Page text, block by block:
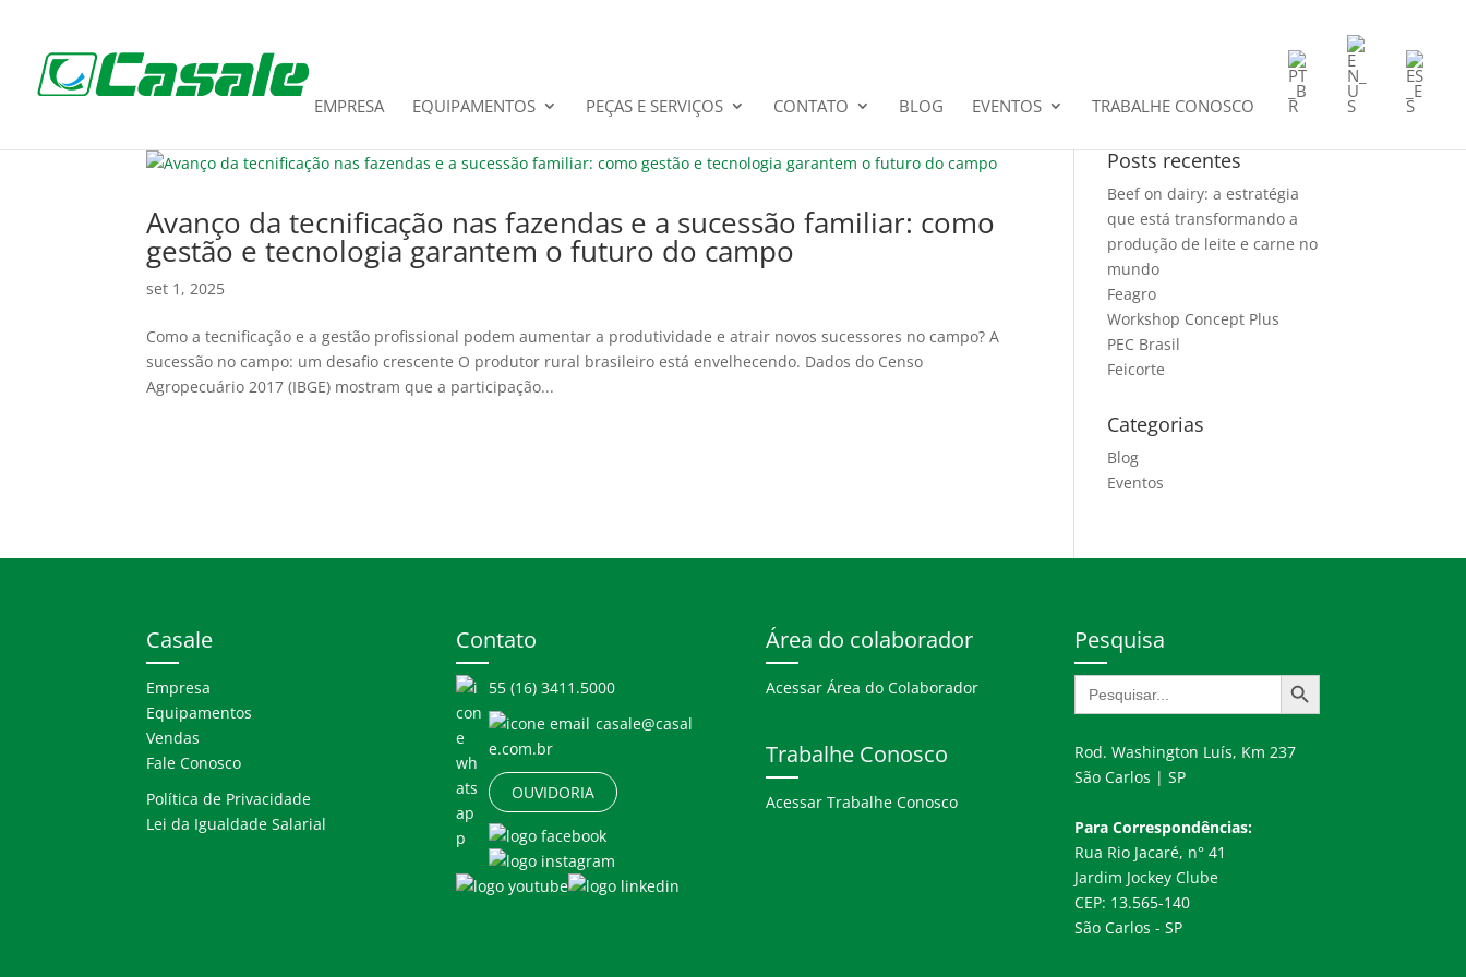
EMPRESA EQUIPAMENTOS PEÇAS E SERVIÇOS CONTATO BLOG EVENTOS TRABALHE CONOSCO
Avanço da tecnificação nas fazendas e a sucessão familiar: como
gestão e tecnologia garantem o futuro do campo
set 1, 2025
Como a tecnificação e a gestão profissional podem aumentar a produtividade e atrair novos sucessores no campo? A
sucessão no campo: um desafio crescente O produtor rural brasileiro está envelhecendo. Dados do Censo
Agropecuário 2017 (IBGE) mostram que a participação...
Posts recentes
Beef on dairy: a estratégia
que está transformando a
produção de leite e carne no
mundo
Feagro
Workshop Concept Plus
PEC Brasil
Feicorte
Categorias
Blog
Eventos
Casale
Empresa
Equipamentos
Vendas
Fale Conosco
Política de Privacidade
Lei da Igualdade Salarial
Contato
55 (16) 3411.5000
casale@casal
e.com.br
OUVIDORIA
Área do colaborador
Acessar Área do Colaborador
Trabalhe Conosco
Acessar Trabalhe Conosco
Pesquisa
Search
for:
Search Button
Rod. Washington Luís, Km 237
São Carlos | SP
Para Correspondências:
Rua Rio Jacaré, n° 41
Jardim Jockey Clube
CEP: 13.565-140
São Carlos - SP